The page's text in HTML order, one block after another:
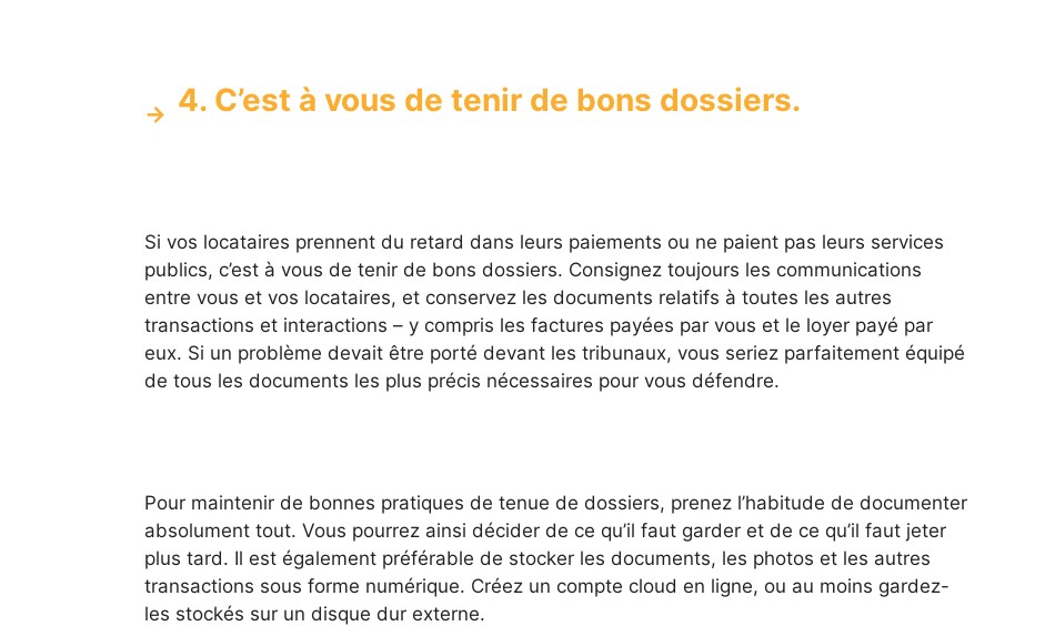
4. C’est à vous de tenir de bons dossiers.
Si vos locataires prennent du retard dans leurs paiements ou ne paient pas leurs services
publics, c’est à vous de tenir de bons dossiers. Consignez toujours les communications
entre vous et vos locataires, et conservez les documents relatifs à toutes les autres
transactions et interactions – y compris les factures payées par vous et le loyer payé par
eux. Si un problème devait être porté devant les tribunaux, vous seriez parfaitement équipé
de tous les documents les plus précis nécessaires pour vous défendre.
Pour maintenir de bonnes pratiques de tenue de dossiers, prenez l’habitude de documenter
absolument tout. Vous pourrez ainsi décider de ce qu’il faut garder et de ce qu’il faut jeter
plus tard. Il est également préférable de stocker les documents, les photos et les autres
transactions sous forme numérique. Créez un compte cloud en ligne, ou au moins gardez-
les stockés sur un disque dur externe.